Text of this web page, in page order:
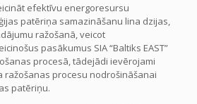
efektīvu energoresursu
patēriņa samazināšanu lina dzijas,
ražošanā, veicot
pasākumus SIA “Baltiks EAST”
procesā, tādejādi ievērojami
ražošanas procesu nodrošināšanai
patēriņu.